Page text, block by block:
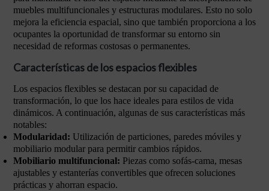
muebles multifuncionales y estructuras modulares. Esto no solo
mejora la eficiencia espacial, sino que también proporciona a los
ocupantes la oportunidad de transformar su entorno sin
necesidad de reformas costosas o permanentes.
Características de los espacios flexibles
Los espacios flexibles se destacan por su capacidad de
transformación, lo que los hace ideales para estilos de vida
dinámicos. A continuación, algunas de sus características más
notables:
Modularidad: Utilización de particiones, paredes móviles y
mobiliario modular para permitir cambios rápidos.
Mobiliario multifuncional: Piezas como sofás-cama, mesas
ajustables y estanterías convertibles que ofrecen soluciones
prácticas y ahorran espacio.